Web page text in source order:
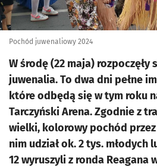
Pochód juwenaliowy 2024
W środę (22 maja) rozpoczęły
juwenalia. To dwa dni pełne
które odbędą się w tym roku
Tarczyński Arena. Zgodnie z
wielki, kolorowy pochód przez
nim udział ok. 2 tys. młodych
12 wyruszyli z ronda Reagana